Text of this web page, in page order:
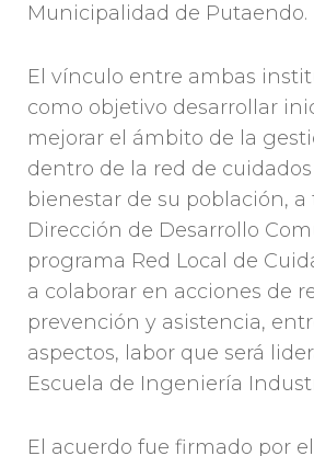
Municipalidad de Putaendo.
El vínculo entre ambas
como objetivo desarrollar
mejorar el ámbito de la
dentro de la red de cuidados
bienestar de su población, a
Dirección de Desarrollo
programa Red Local de
a colaborar en acciones de
prevención y asistencia,
aspectos, labor que será
Escuela de Ingeniería
El acuerdo fue firmado por